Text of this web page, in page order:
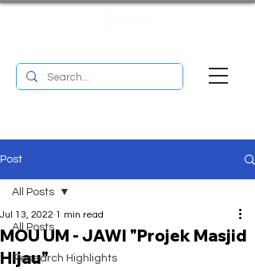
Post
All Posts
Research Highlights
All Posts
MOU UM - JAWI "Projek Masjid
Hijau"
Jul 13, 2022 1 min read